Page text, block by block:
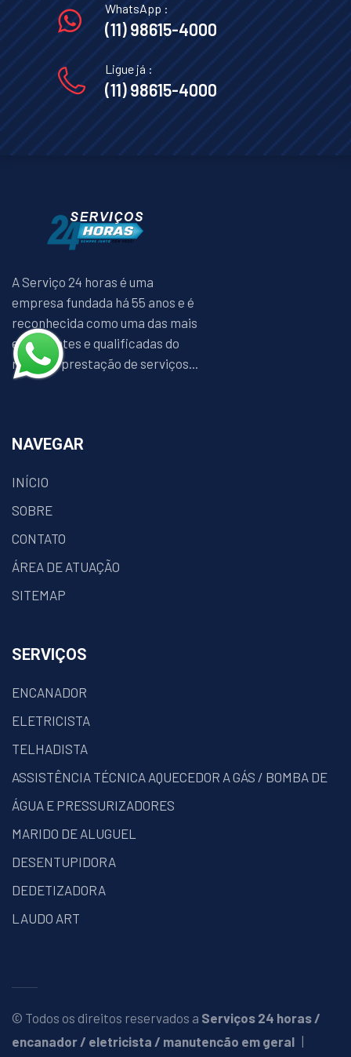
WhatsApp :
(11) 98615-4000
Ligue já :
(11) 98615-4000
A Serviço 24 horas é uma
empresa fundada há 55 anos e é
reconhecida como uma das mais
experientes e qualificadas do
ramo de prestação de serviços...
NAVEGAR
INÍCIO
SOBRE
CONTATO
ÁREA DE ATUAÇÃO
SITEMAP
SERVIÇOS
ENCANADOR
ELETRICISTA
TELHADISTA
ASSISTÊNCIA TÉCNICA AQUECEDOR A GÁS / BOMBA DE
ÁGUA E PRESSURIZADORES
MARIDO DE ALUGUEL
DESENTUPIDORA
DEDETIZADORA
LAUDO ART
© Todos os direitos reservados a Serviços 24 horas /
encanador / eletricista / manutencão em geral